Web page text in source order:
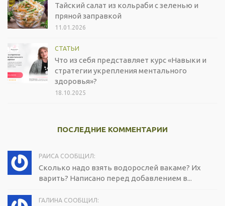
Тайский салат из кольраби с зеленью и
пряной заправкой
11.01.2026
СТАТЬИ
Что из себя представляет курс «Навыки и
стратегии укрепления ментального
здоровья»?
18.10.2025
ПОСЛЕДНИЕ КОММЕНТАРИИ
РАИСА СООБЩИЛ:
Сколько надо взять водорослей вакаме? Их
варить? Написано перед добавлением в...
ГАЛИНА СООБЩИЛ: